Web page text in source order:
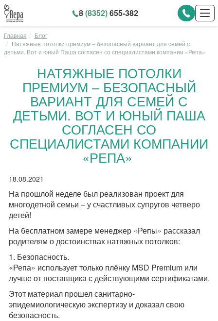
8(8352)655-382
Главная
Блог
Натяжные потолки премиум – безопасный вариант для семей с
детьми. Вот и юный Паша согласен со специалистами компании «Репа»
НАТЯЖНЫЕ ПОТОЛКИ
ПРЕМИУМ – БЕЗОПАСНЫЙ
ВАРИАНТ ДЛЯ СЕМЕЙ С
ДЕТЬМИ. ВОТ И ЮНЫЙ ПАША
СОГЛАСЕН СО
СПЕЦИАЛИСТАМИ КОМПАНИИ
«РЕПА»
18.08.2021
На прошлой неделе был реализован проект для
многодетной семьи – у счастливых супругов четверо
детей!
На бесплатном замере менеджер «Репы» рассказал
родителям о достоинствах натяжных потолков:
1. Безопасность.
«Репа» использует только плёнку MSD Premium или
лучше от поставщика с действующими сертификатами.
Этот материал прошел санитарно-
эпидемиологическую экспертизу и доказал свою
безопасность.